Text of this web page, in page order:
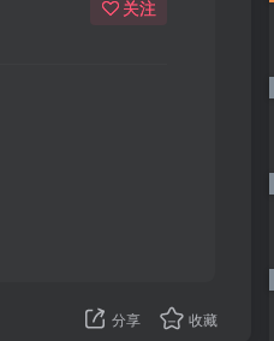
关注
分享 收藏